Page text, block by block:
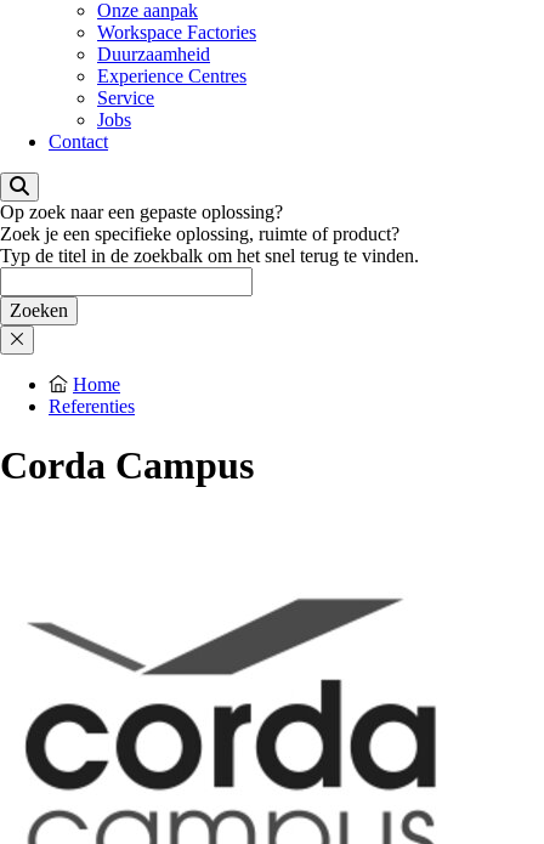
Onze aanpak
Workspace Factories
Duurzaamheid
Experience Centres
Service
Jobs
Contact
Op zoek naar een gepaste oplossing?
Zoek je een specifieke oplossing, ruimte of product?
Typ de titel in de zoekbalk om het snel terug te vinden.
Home
Referenties
Corda Campus